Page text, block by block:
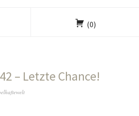
(0)
– Letzte Chance!